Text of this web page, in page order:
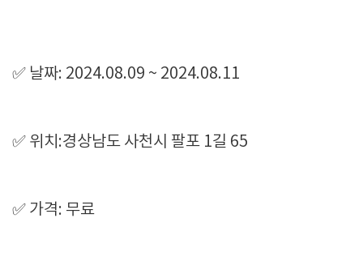
✅ 날짜: 2024.08.09 ~ 2024.08.11
✅ 위치:경상남도 사천시 팔포 1길 65
✅ 가격: 무료